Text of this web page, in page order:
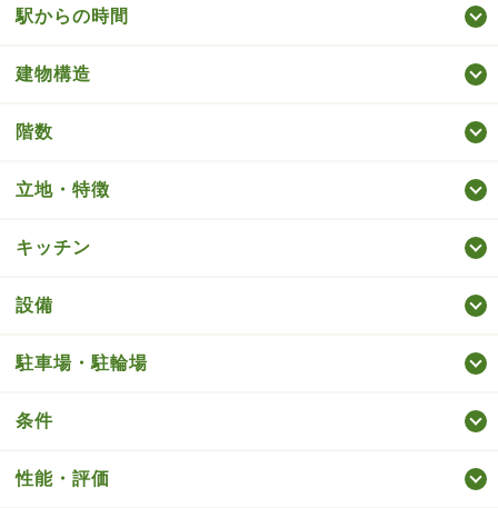
駅からの時間
建物構造
階数
立地・特徴
キッチン
設備
駐車場・駐輪場
条件
性能・評価